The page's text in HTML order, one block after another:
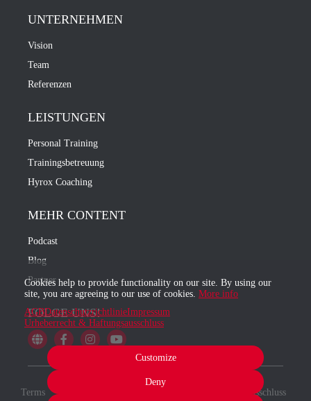
UNTERNEHMEN
Vision
Team
Referenzen
LEISTUNGEN
Personal Training
Trainingsbetreuung
Hyrox Coaching
MEHR CONTENT
Podcast
Blog
Partner
FOLGE UNS!
Terms Urheberrecht & Haftungsausschluss
Cookies help to provide functionality on our site. By using our
site, you are agreeing to our use of cookies. More info
AGBDatenschutzrichtlinieImpressum
Urheberrecht & Haftungsausschluss
Customize
Deny